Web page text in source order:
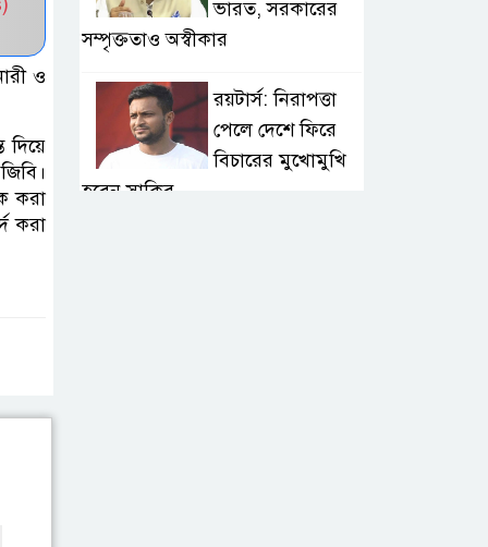
ও
দিয়ে
করা
করা
ভারত, সরকারের
সম্পৃক্ততাও অস্বীকার
রয়টার্স: নিরাপত্তা
পেলে দেশে ফিরে
বিচারের মুখোমুখি
হবেন সাকিব